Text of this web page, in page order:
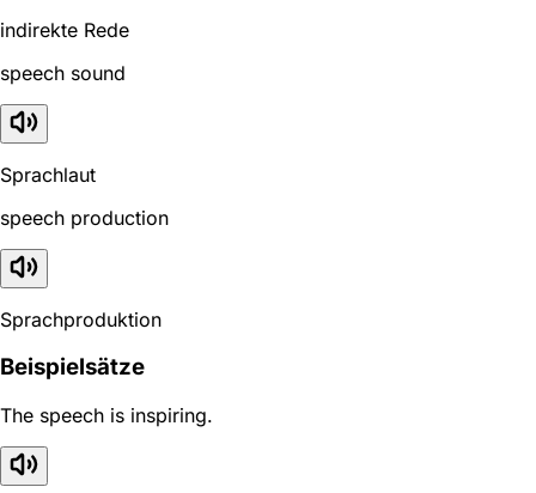
indirekte Rede
speech sound
Sprachlaut
speech production
Sprachproduktion
Beispielsätze
The speech is inspiring.